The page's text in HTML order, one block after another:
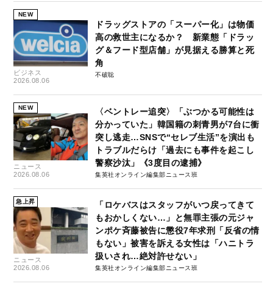
NEW
ビジネス
2026.08.06
ドラッグストアの「スーパー化」は物価
高の救世主になるか？ 新業態「ドラッ
グ＆フード型店舗」が見据える勝算と死
角
不破聡
NEW
ニュース
2026.08.06
〈ベントレー追突〉「ぶつかる可能性は
分かっていた」韓国籍の刺青男が7台に衝
突し逃走…SNSで“セレブ生活”を演出も
トラブルだらけ「過去にも事件を起こし
警察沙汰」《3度目の逮捕》
集英社オンライン編集部ニュース班
急上昇
ニュース
2026.08.06
「ロケバスはスタッフがいつ戻ってきて
もおかしくない…」と無罪主張の元ジャ
ンポケ斉藤被告に懲役7年求刑「反省の情
もない」被害を訴える女性は「ハニトラ
扱いされ…絶対許せない」
集英社オンライン編集部ニュース班